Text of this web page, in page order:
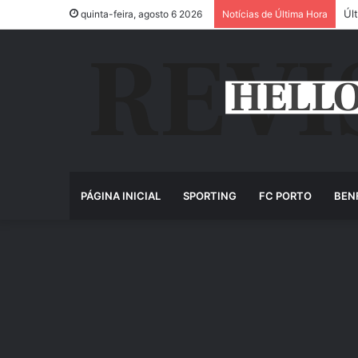
quinta-feira, agosto 6 2026 Notícias de Última Hora
PÁGINA INICIAL SPORTING FC PORTO